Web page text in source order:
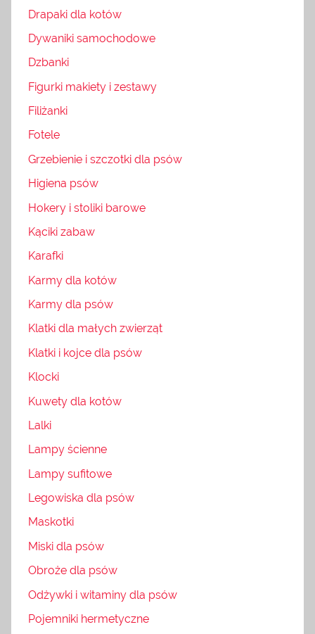
Drapaki dla kotów
Dywaniki samochodowe
Dzbanki
Figurki makiety i zestawy
Filiżanki
Fotele
Grzebienie i szczotki dla psów
Higiena psów
Hokery i stoliki barowe
Kąciki zabaw
Karafki
Karmy dla kotów
Karmy dla psów
Klatki dla małych zwierząt
Klatki i kojce dla psów
Klocki
Kuwety dla kotów
Lalki
Lampy ścienne
Lampy sufitowe
Legowiska dla psów
Maskotki
Miski dla psów
Obroże dla psów
Odżywki i witaminy dla psów
Pojemniki hermetyczne